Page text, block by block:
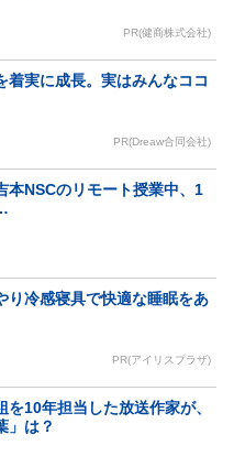
PR(健商株式会社)
着実に成長。実はみんなココ
PR(Dreaw合同会社)
本NSCのリモート授業中、1
り冷感寝具で快適な睡眠をあ
PR(アイリスプラザ)
を10年担当した放送作家が、
」は？